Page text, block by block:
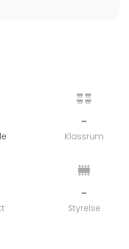
-
Klassrum
-
Styrelse